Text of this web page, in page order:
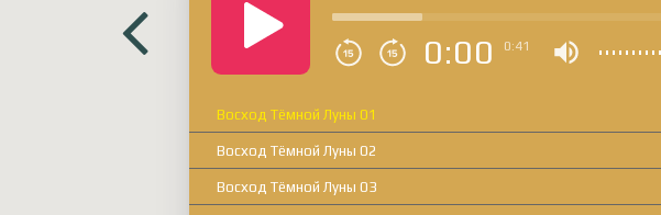
0:00 0:41
Восход Тёмной Луны 01
Восход Тёмной Луны 02
Восход Тёмной Луны 03